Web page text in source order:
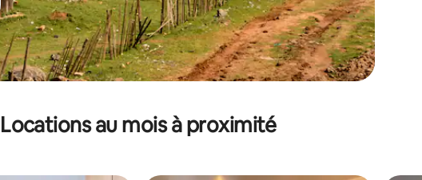
Locations au mois à proximité